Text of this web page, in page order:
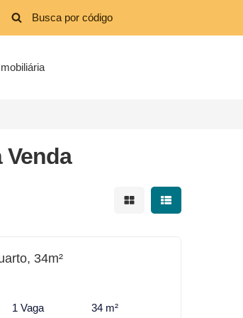
Mostrar resultados em
Mostrar
34m²
1 Vaga 34 m²